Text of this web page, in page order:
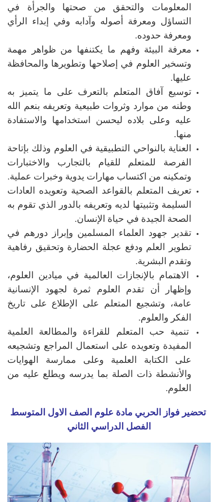
المعلومات والتحقق من صحتها والجرأة في
التساؤل ومعرفة أصوله وآدابه وفي إبداء الرأي
ومعرفة حدوده.
معرفة البيئة وفهم ما يكتنفها من ظواهر مهمة
وتسخير العلوم في إصلاحها وتطويرها والمحافظة
عليها.
توسيع آفاق المتعلم بالتعرف على ما يتميز به
وطنه من موارد وثروات طبيعية وتعريفه بنعم الله
عليه وعلى بلاده ليحسن استخدامها والاستفادة
منها.
العناية بالنواحي التطبيقية في العلوم وذلك بإتاحة
الفرصة للمتعلم للقيام بالتجارب والاختبارات
وتمكينه من اكتساب مهارات يدوية وخبرات عملية.
تعريف المتعلم بالقواعد الصحية وتعويده العادات
السليمة وتثبيتها لديه وتعريفه بالدور الذي تقوم به
الصحة الجيدة في حياة الإنسان.
تقدير جهود العلماء المسلمين وإبراز دورهم في
تطوير العلم ودفع عجلة الحضارة وتحقيق رفاهية
وتقدم البشرية.
الاهتمام بالإنجازات العالمية في ميادين العلوم،
وإظهار أن تقدم العلوم ثمرة لجهود الإنسانية
عامة، وتشجيع المتعلم على الإطلاع على تاريخ
الفكر والعلوم.
تنمية حب المتعلم للقراءة والمطالعة العلمية
المفيدة وتعويده على استعمال المراجع وتشجيعه
على الكتابة العلمية وعلى ممارسة الهوايات
والأنشطة ذات الصلة بما يدرسه ويطلع عليه من
العلوم.
تحضير فواز الحربي مادة علوم الصف الاول المتوسط
الفصل الدراسي الثاني